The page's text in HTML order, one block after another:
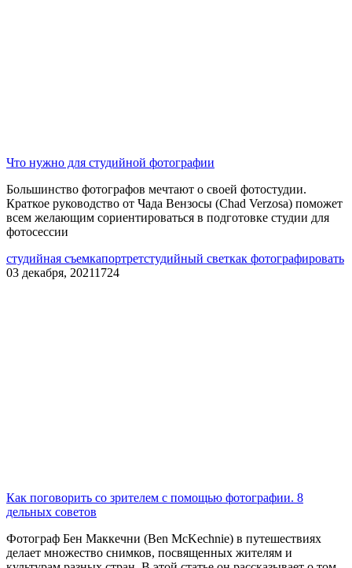
Что нужно для студийной фотографии
Большинство фотографов мечтают о своей фотостудии.
Краткое руководство от Чада Вензосы (Chad Verzosa) поможет
всем желающим сориентироваться в подготовке студии для
фотосессии
студийная съемкапортретстудийный светкак фотографировать
03 декабря, 20211724
Как поговорить со зрителем с помощью фотографии. 8
дельных советов
Фотограф Бен Маккечни (Ben McKechnie) в путешествиях
делает множество снимков, посвященных жителям и